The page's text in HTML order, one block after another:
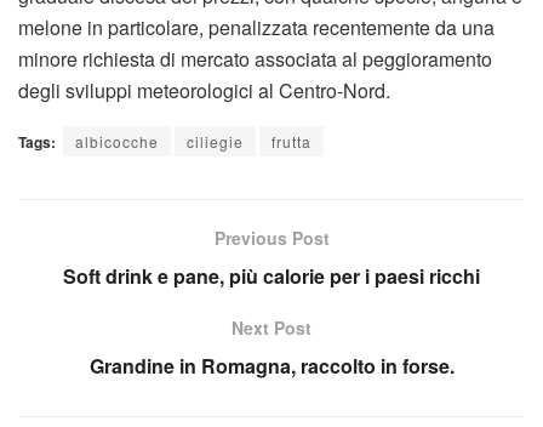
melone in particolare, penalizzata recentemente da una
minore richiesta di mercato associata al peggioramento
degli sviluppi meteorologici al Centro-Nord.
Tags: albicocche ciliegie frutta
Previous Post
Soft drink e pane, più calorie per i paesi ricchi
Next Post
Grandine in Romagna, raccolto in forse.